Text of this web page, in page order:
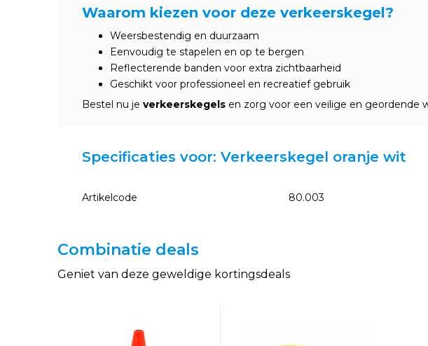
Waarom kiezen voor deze verkeerskegel?
Weersbestendig en duurzaam
Eenvoudig te stapelen en op te bergen
Reflecterende banden voor extra zichtbaarheid
Geschikt voor professioneel en recreatief gebruik
Bestel nu je verkeerskegels en zorg voor een veilige en geordende
Specificaties voor: Verkeerskegel oranje wit
Artikelcode 80.003
Combinatie deals
Geniet van deze geweldige kortingsdeals